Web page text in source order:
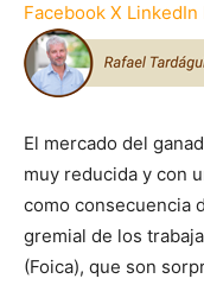
Facebook X LinkedIn
El mercado del
muy reducida y con
como consecuencia
gremial de los
(Foica), que son